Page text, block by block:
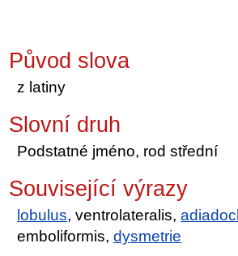
Původ slova
z latiny
Slovní druh
Podstatné jméno, rod střední
Související výrazy
lobulus, ventrolateralis,
emboliformis,dysmetrie